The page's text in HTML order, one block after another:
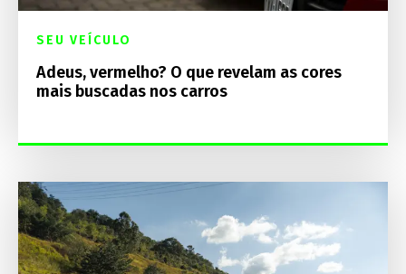
SEU VEÍCULO
Adeus, vermelho? O que revelam as cores
mais buscadas nos carros